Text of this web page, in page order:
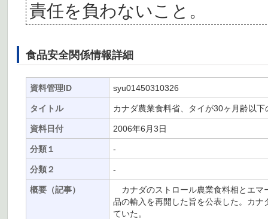
責任を負わないこと。
食品安全関係情報詳細
資料管理ID syu01450310326
タイトル カナダ農業食料省、タイが30ヶ月齢以
資料日付 2006年6月3日
分類１ -
分類２ -
概要（記事）
カナダのストロール農業食料相とエマ
品の輸入を再開した旨を公表した。カ
ていた。